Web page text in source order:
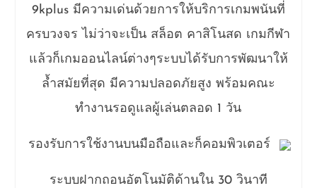
9kplus มีความเด่นด้วยการให้บริการเกมพนันที่
ครบวงจร ไม่ว่าจะเป็น สล็อต คาสิโนสด เกมกีฬา
แล้วก็เกมออนไลน์ต่างๆระบบได้รับการพัฒนาให้
ล้ำสมัยที่สุด มีความปลอดภัยสูง พร้อมคณะ
ทำงานรอดูแลผู้เล่นตลอด 1 วัน
รองรับการใช้งานบนมือถือและก็คอมพิวเตอร์
ระบบฝากถอนอัตโนมัติด้านใน 30 วินาที